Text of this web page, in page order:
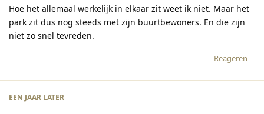
Hoe het allemaal werkelijk in elkaar zit weet ik niet. Maar het
park zit dus nog steeds met zijn buurtbewoners. En die zijn
niet zo snel tevreden.
Reageren
EEN JAAR LATER